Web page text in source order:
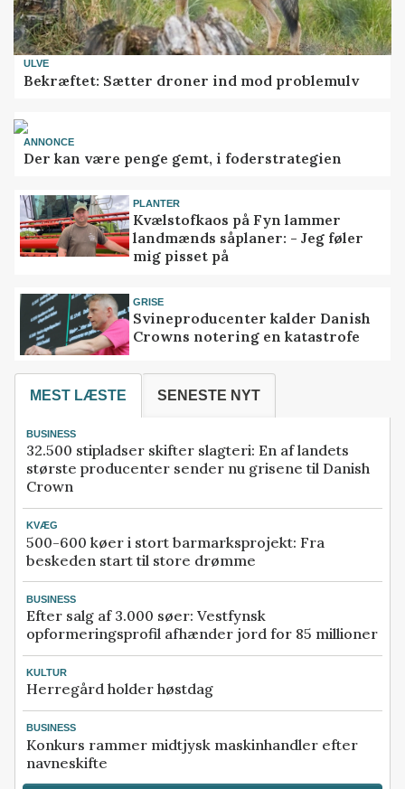
ULVE
Bekræftet: Sætter droner ind mod problemulv
ANNONCE
Der kan være penge gemt, i foderstrategien
PLANTER
Kvælstofkaos på Fyn lammer
landmænds såplaner: - Jeg føler
mig pisset på
GRISE
Svineproducenter kalder Danish
Crowns notering en katastrofe
MEST LÆSTE SENESTE NYT
BUSINESS
32.500 stipladser skifter slagteri: En af landets
største producenter sender nu grisene til Danish
Crown
KVÆG
500-600 køer i stort barmarksprojekt: Fra
beskeden start til store drømme
BUSINESS
Efter salg af 3.000 søer: Vestfynsk
opformeringsprofil afhænder jord for 85 millioner
KULTUR
Herregård holder høstdag
BUSINESS
Konkurs rammer midtjysk maskinhandler efter
navneskifte